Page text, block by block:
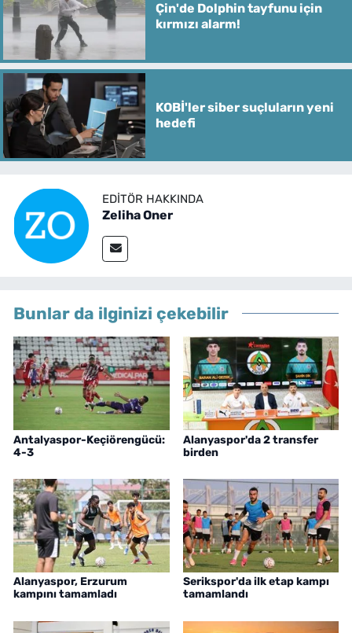
Çin'de Dolphin tayfunu için
kırmızı alarm!
KOBİ'ler siber suçluların yeni
hedefi
EDITÖR HAKKINDA
Zeliha Oner
Bunlar da ilginizi çekebilir
Antalyaspor-Keçiörengücü:
4-3
Alanyaspor'da 2 transfer
birden
Alanyaspor, Erzurum
kampını tamamladı
Serikspor'da ilk etap kampı
tamamlandı